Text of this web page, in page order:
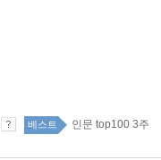
베스트 인문 top100 3주